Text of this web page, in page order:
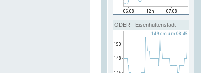
ODER - Eisenhüttenstadt